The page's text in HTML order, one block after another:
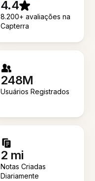
4.4
8.200+ avaliações na
Capterra
248M
Usuários Registrados
2 mi
Notas Criadas
Diariamente